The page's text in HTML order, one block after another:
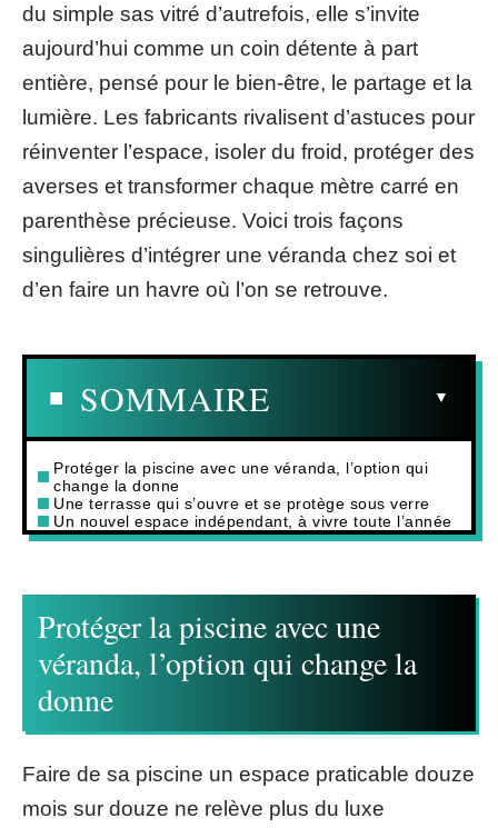
du simple sas vitré d’autrefois, elle s’invite
aujourd’hui comme un coin détente à part
entière, pensé pour le bien-être, le partage et la
lumière. Les fabricants rivalisent d’astuces pour
réinventer l’espace, isoler du froid, protéger des
averses et transformer chaque mètre carré en
parenthèse précieuse. Voici trois façons
singulières d’intégrer une véranda chez soi et
d’en faire un havre où l’on se retrouve.
SOMMAIRE
Protéger la piscine avec une véranda, l’option qui
change la donne
Une terrasse qui s’ouvre et se protège sous verre
Un nouvel espace indépendant, à vivre toute l’année
Protéger la piscine avec une
véranda, l’option qui change la
donne
Faire de sa piscine un espace praticable douze
mois sur douze ne relève plus du luxe